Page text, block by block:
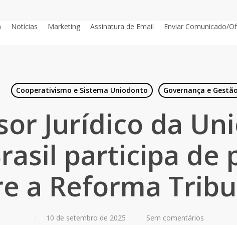
Notícias Marketing Assinatura de Email Enviar Comunicado/
Cooperativismo e Sistema Uniodonto Governança e Gestão
Jurídico da
participa de
a Reforma
10 de setembro de 2025 Sem comentários